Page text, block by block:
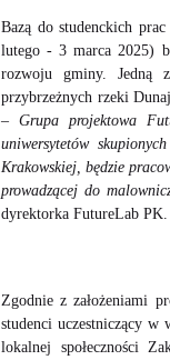
Bazą do studenckich
lutego - 3 marca 2025)
rozwoju gminy. Jedną
przybrzeżnych rzeki
–Grupa projektowa
uniwersytetów
Krakowskiej, będzie
prowadzącej do
dyrektorka FutureLab PK.
Zgodnie z założeniami
studenci uczestniczący w
lokalnej społeczności